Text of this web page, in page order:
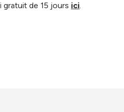
de 15 jours ici.